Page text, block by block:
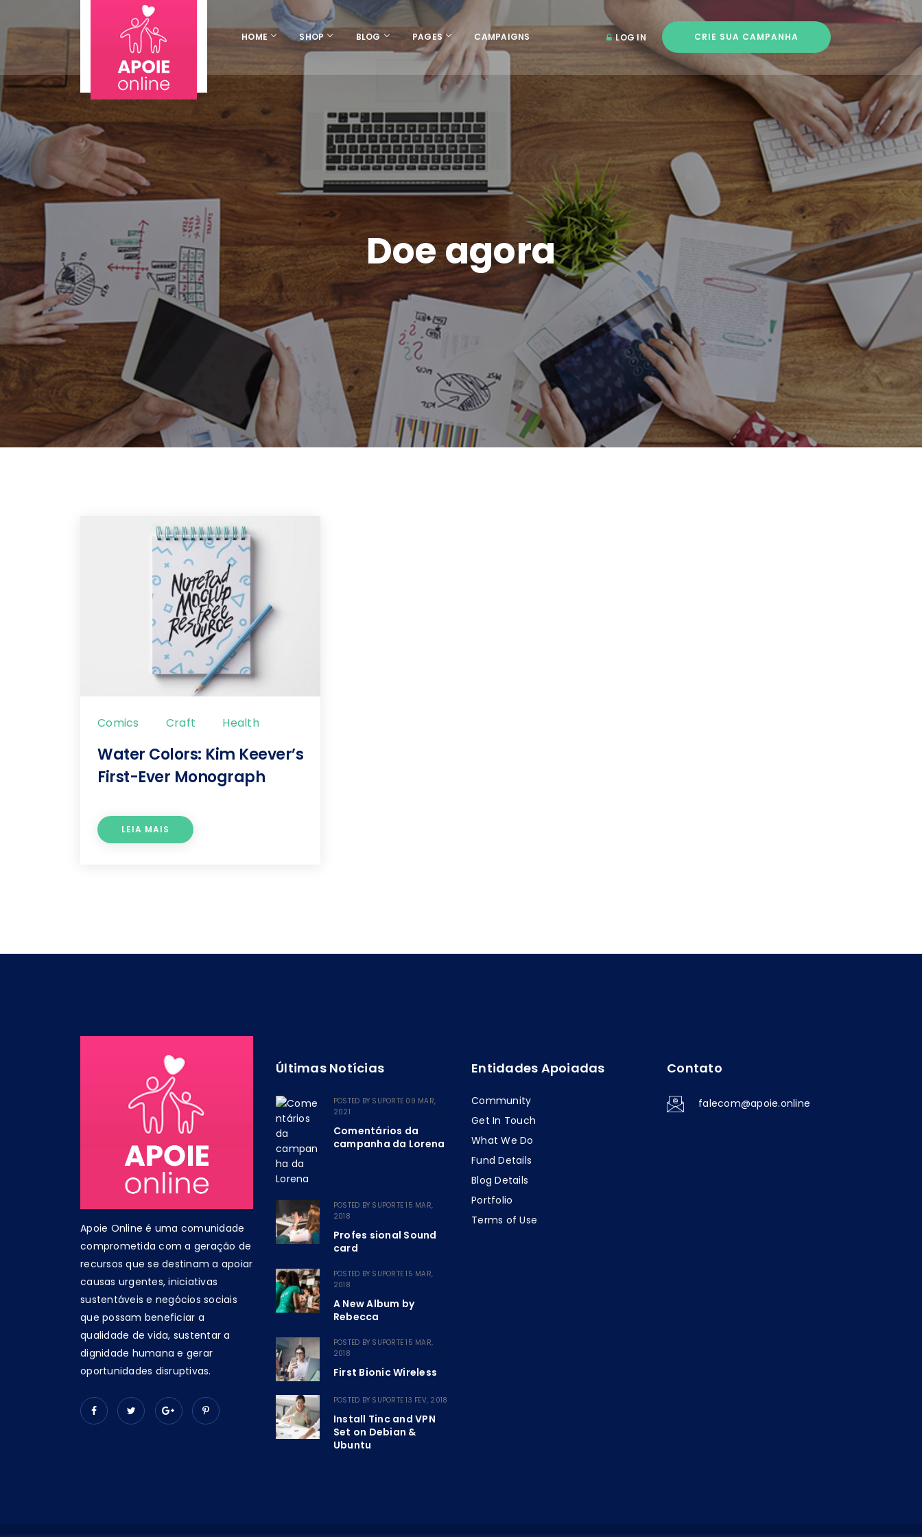
HOME SHOP BLOG PAGES CAMPAIGNS LOG IN CRIE SUA CAMPANHA
Doe agora
Comics Craft Health
Water Colors: Kim Keever’s
First-Ever Monograph
LEIA MAIS
Apoie Online é uma comunidade
comprometida com a geração de
recursos que se destinam a apoiar
causas urgentes, iniciativas
sustentáveis e negócios sociais
que possam beneficiar a
qualidade de vida, sustentar a
dignidade humana e gerar
oportunidades disruptivas.
Últimas Notícias
POSTED BY SUPORTE 09 MAR,
2021
Comentários da
campanha da Lorena
POSTED BY SUPORTE 15 MAR,
2018
Profes sional Sound
card
POSTED BY SUPORTE 15 MAR,
2018
A New Album by
Rebecca
POSTED BY SUPORTE 15 MAR,
2018
First Bionic Wireless
POSTED BY SUPORTE 13 FEV, 2018
Install Tinc and VPN
Set on Debian &
Ubuntu
Entidades Apoiadas
Community
Get In Touch
What We Do
Fund Details
Blog Details
Portfolio
Terms of Use
Contato
falecom@apoie.online